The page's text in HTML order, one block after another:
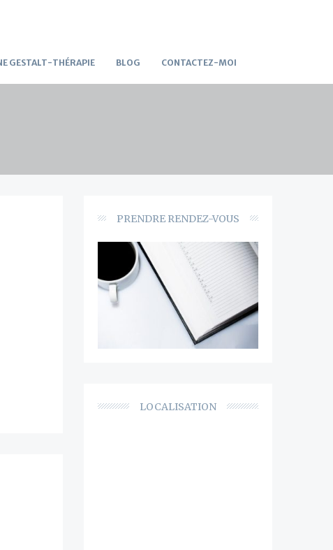
GESTALT-THÉRAPIE BLOG CONTACTEZ-MOI
PRENDRE RENDEZ-VOUS
LOCALISATION